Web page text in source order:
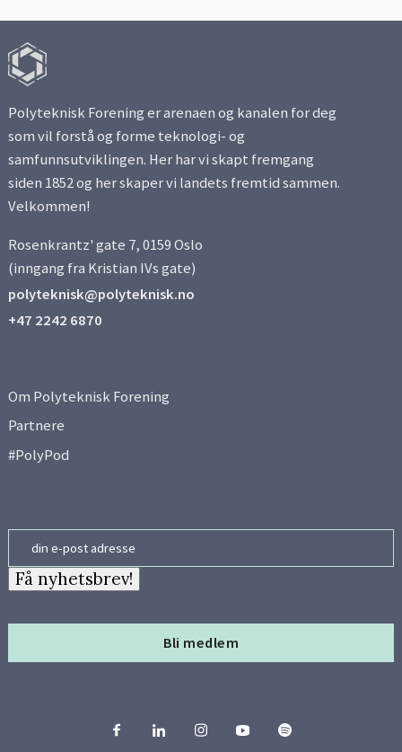
Polyteknisk Forening er arenaen og kanalen for deg
som vil forstå og forme teknologi- og
samfunnsutviklingen. Her har vi skapt fremgang
siden 1852 og her skaper vi landets fremtid sammen.
Velkommen!
Rosenkrantz' gate 7, 0159 Oslo
(inngang fra Kristian IVs gate)
polyteknisk@polyteknisk.no
+47 2242 6870
Om Polyteknisk Forening
Partnere
#PolyPod
Bli medlem
Få nyhetsbrev!